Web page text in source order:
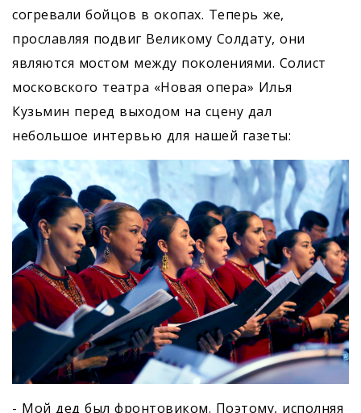
согревали бойцов в окопах. Теперь же,
прославляя подвиг Великому Солдату, они
являются мостом между поколениями. Солист
московского театра «Новая опера» Илья
Кузьмин перед выходом на сцену дал
небольшое интервью для нашей газеты:
- Мой дед был фронтовиком. Поэтому, исполняя